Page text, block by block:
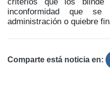
criterios que los blinde
inconformidad que
administración o quiebre
Comparte está noticia en: